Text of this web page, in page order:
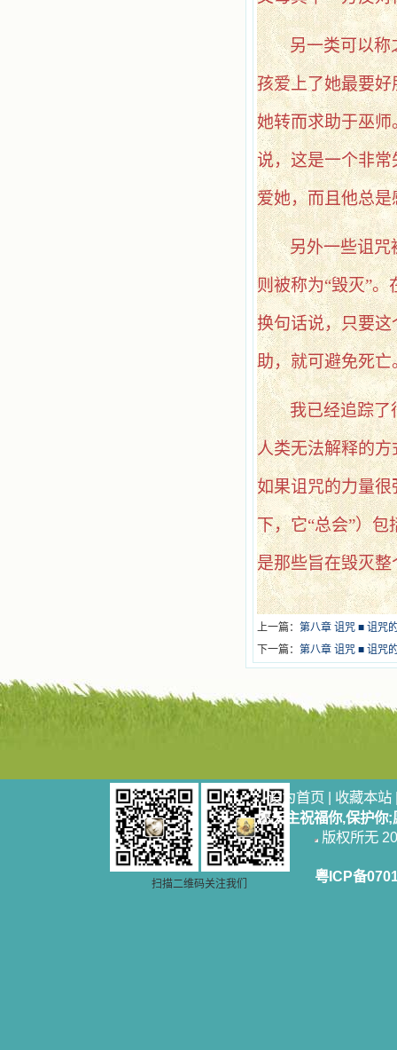
另一类可以称
孩爱上了她最要
她转而求助于巫
说，这是一个非
爱她，而且他总
另外一些诅咒
则被称为“毁灭”
换句话说，只要
助，就可避免死亡
我已经追踪了
人类无法解释的
如果诅咒的力量
下，它“总会”）
是那些旨在毁灭
上一篇： 第八章 诅咒 ■ 诅咒
下一篇： 第八章 诅咒 ■ 诅咒
扫描二维码关注我们
设为首页 | 收藏本站
愿天主祝福你,保护你
版权所无
粤ICP备